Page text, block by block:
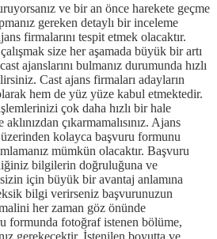
ve bir an önce harekete geçme
gereken detaylı bir inceleme
firmalarını tespit etmek olacaktır.
size her aşamada büyük bir artı
ajanslarını bulmanız durumunda hızlı
Cast ajans firmaları adayların
hem de yüz yüze kabul etmektedir.
çok daha hızlı bir hale
çıkarmamalısınız. Ajans
kolayca başvuru formunu
mümkün olacaktır. Başvuru
bilgilerin doğruluğuna ve
için büyük bir avantaj anlamına
bilgi verirseniz başvurunuzun
her zaman göz önünde
formunda fotoğraf istenen bölüme,
gerekecektir. İstenilen boyutta ve